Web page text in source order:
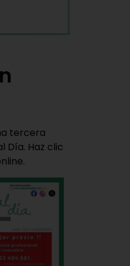
tercera
Día. Haz clic